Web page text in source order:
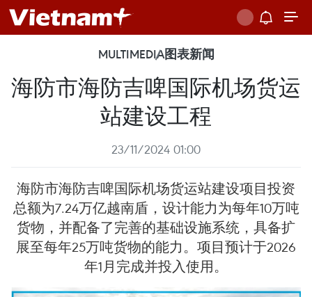
MULTIMEDIA图表新闻
海防市海防吉啤国际机场货运
站建设工程
23/11/2024 01:00
海防市海防吉啤国际机场货运站建设项目投资
总额为7.24万亿越南盾，设计能力为每年10万吨
货物，并配备了完善的基础设施系统，具备扩
展至每年25万吨货物的能力。项目预计于2026
年1月完成并投入使用。